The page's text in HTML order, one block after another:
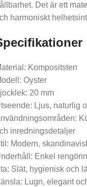
Det är ett
harmoniskt
Kompositsten
Oyster
20 mm
Ljus, naturlig
inredningsdetaljer
Modern,
Enkel
Slät, hygienisk och
Lugn, elegant